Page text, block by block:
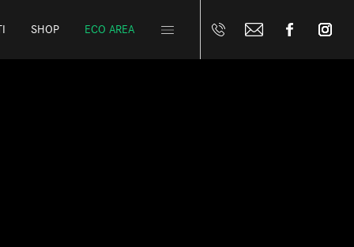
SHOP ECO AREA